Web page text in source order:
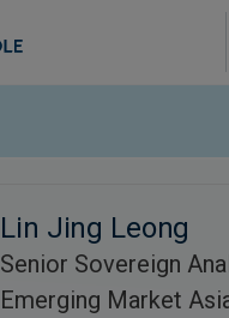
Lin Jing Leong
Senior Sovereign
Emerging Market